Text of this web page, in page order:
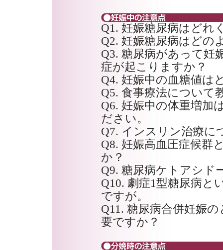
Q1. 妊娠糖尿病はどれ
Q2. 妊娠糖尿病はどの
Q3. 糖尿病があって妊
症が起こりますか？
Q4. 妊娠中の血糖値は
Q5. 食事療法について
Q6. 妊娠中の体重増加
ださい。
Q7. インスリン治療に
Q8. 妊娠高血圧症候群
か？
Q9. 糖尿病ケトアシド
Q10. 劇症1型糖尿病と
ですが。
Q11. 糖尿病合併妊娠
要ですか？